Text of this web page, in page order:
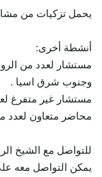
يحمل تزكيات من
أنشطة أخرى:
مستشار لعدد من
وجنوب شرق اسيا .
مستشار غير متفرغ
محاضر متعاون لعدد
للتواصل مع الشيخ
يمكن التواصل معه